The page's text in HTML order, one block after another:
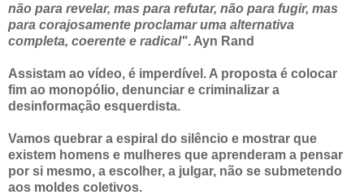
não para revelar, mas para refutar, não para fugir, mas
para corajosamente proclamar uma alternativa
completa, coerente e radical". Ayn Rand
Assistam ao vídeo, é imperdível. A proposta é colocar
fim ao monopólio, denunciar e criminalizar a
desinformação esquerdista.
Vamos quebrar a espiral do silêncio e mostrar que
existem homens e mulheres que aprenderam a pensar
por si mesmo, a escolher, a julgar, não se submetendo
aos moldes coletivos.